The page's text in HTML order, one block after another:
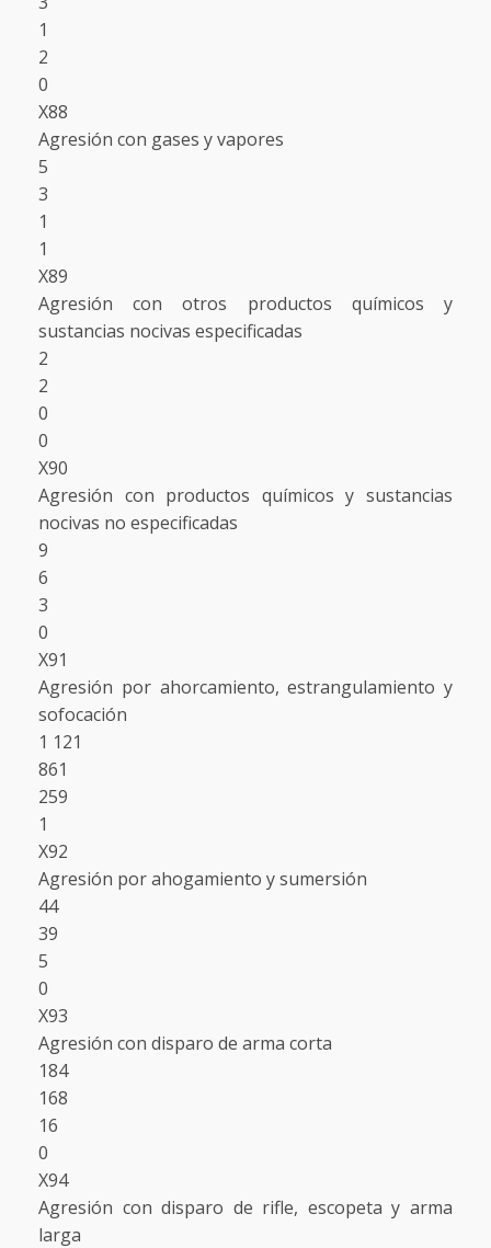
1
2
0
X88
Agresión con gases y vapores
5
3
1
1
X89
Agresión con otros productos químicos y
sustancias nocivas especificadas
2
2
0
0
X90
Agresión con productos químicos y sustancias
nocivas no especificadas
9
6
3
0
X91
Agresión por ahorcamiento, estrangulamiento y
sofocación
1 121
861
259
1
X92
Agresión por ahogamiento y sumersión
44
39
5
0
X93
Agresión con disparo de arma corta
184
168
16
0
X94
Agresión con disparo de rifle, escopeta y arma
larga